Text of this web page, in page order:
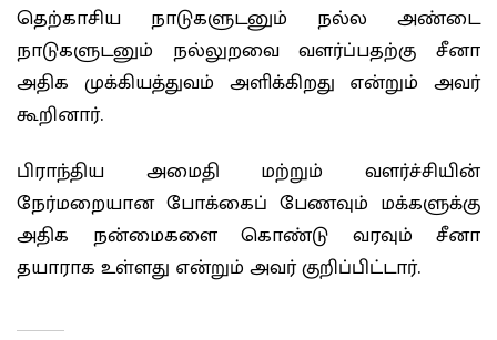
தெற்காசிய நாடுகளுடனும் நல்ல அண்டை
நாடுகளுடனும் நல்லுறவை வளர்ப்பதற்கு சீனா
அதிக முக்கியத்துவம் அளிக்கிறது என்றும் அவர்
கூறினார்.
பிராந்திய அமைதி மற்றும் வளர்ச்சியின்
நேர்மறையான போக்கைப் பேணவும் மக்களுக்கு
அதிக நன்மைகளை கொண்டு வரவும் சீனா
தயாராக உள்ளது என்றும் அவர் குறிப்பிட்டார்.